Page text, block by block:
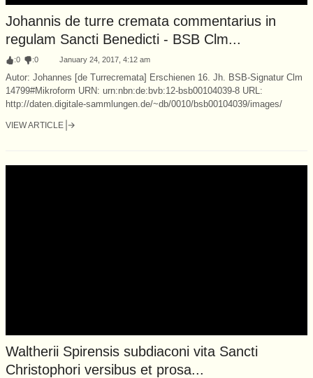
Johannis de turre cremata commentarius in
regulam Sancti Benedicti - BSB Clm...
:0 :0 January 24, 2017, 4:12 am
Autor: Johannes [de Turrecremata] Erschienen 16. Jh. BSB-Signatur Clm
14799#Mikroform URN: urn:nbn:de:bvb:12-bsb00104039-8 URL:
http://daten.digitale-sammlungen.de/~db/0010/bsb00104039/images/
VIEW ARTICLE
Waltherii Spirensis subdiaconi vita Sancti
Christophori versibus et prosa...